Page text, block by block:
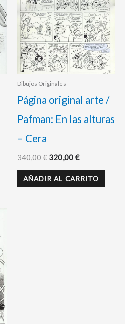
Dibujos Originales
Página original arte /
Pafman: En las alturas
– Cera
340,00€ 320,00€
AÑADIR AL CARRITO